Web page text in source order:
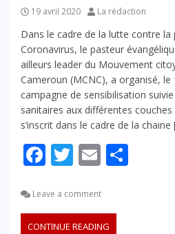
19 avril 2020 La rédaction
Dans le cadre de la lutte contre la
Coronavirus, le pasteur
ailleurs leader du Mouvement
Cameroun (MCNC), a organisé, le
campagne de sensibilisation
sanitaires aux différentes
s’inscrit dans le cadre de la
Facebook
Twitter
Email
Leave a comment
CONTINUE READING